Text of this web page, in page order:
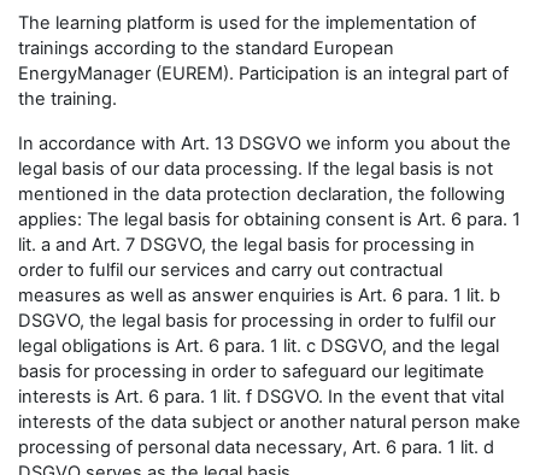
The learning platform is used for the implementation of
trainings according to the standard European
EnergyManager (EUREM). Participation is an integral part of
the training.
In accordance with Art. 13 DSGVO we inform you about the
legal basis of our data processing. If the legal basis is not
mentioned in the data protection declaration, the following
applies: The legal basis for obtaining consent is Art. 6 para. 1
lit. a and Art. 7 DSGVO, the legal basis for processing in
order to fulfil our services and carry out contractual
measures as well as answer enquiries is Art. 6 para. 1 lit. b
DSGVO, the legal basis for processing in order to fulfil our
legal obligations is Art. 6 para. 1 lit. c DSGVO, and the legal
basis for processing in order to safeguard our legitimate
interests is Art. 6 para. 1 lit. f DSGVO. In the event that vital
interests of the data subject or another natural person make
processing of personal data necessary, Art. 6 para. 1 lit. d